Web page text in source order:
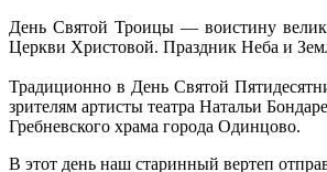
День Святой Троицы — воистину
Церкви Христовой. Праздник Неба и
Традиционно в День Святой
зрителям артисты театра Натальи
Гребневского храма города Одинцово.
В этот день наш старинный вертеп